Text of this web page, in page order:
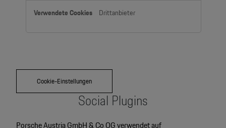
Anbieter)
Drittanbieter
Cookie-Einstellungen
Social Plugins
Porsche Austria GmbH & Co OG verwendet auf